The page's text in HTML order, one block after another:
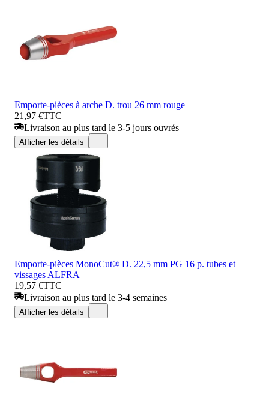
Emporte-pièces à arche D. trou 26 mm rouge
21,97 €TTC
Livraison au plus tard le 3-5 jours ouvrés
Afficher les détails
Emporte-pièces MonoCut® D. 22,5 mm PG 16 p. tubes et
vissages ALFRA
19,57 €TTC
Livraison au plus tard le 3-4 semaines
Afficher les détails